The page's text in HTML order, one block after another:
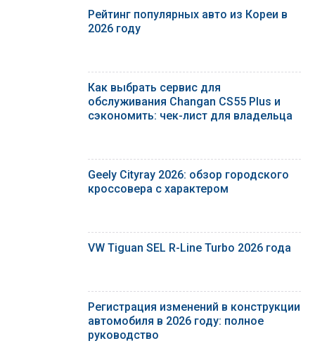
Рейтинг популярных авто из Кореи в
2026 году
Как выбрать сервис для
обслуживания Changan CS55 Plus и
сэкономить: чек-лист для владельца
Geely Cityray 2026: обзор городского
кроссовера с характером
VW Tiguan SEL R-Line Turbo 2026 года
Регистрация изменений в конструкции
автомобиля в 2026 году: полное
руководство